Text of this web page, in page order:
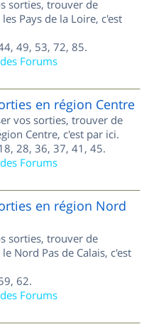
sorties, trouver de
Pays de la Loire, c'est
49, 53, 72, 85.
Forums
en région Centre
vos sorties, trouver de
Centre, c'est par ici.
28, 36, 37, 41, 45.
Forums
en région Nord
sorties, trouver de
Nord Pas de Calais, c'est
62.
Forums